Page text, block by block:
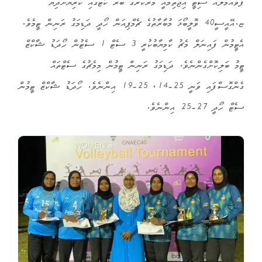
ފުވައްމުލައް ސިޓީ އިޖުތިމާއީ މަރުކަރުގެ ބޭރު ކޯޓުގައި ކުރިޔަށްދިޔަ
ޏ.އޭއީސީ40 ވޮލީބޯޅަ މުބާރާތުގެ ޗެމްޕިއަން ހޯދީ ދަޑިމަގު ރަނިން ޓީމެވެ.
އެޓީމުން ފައިނަލް މެޗު ކާމިޔާބުކުރީ 3 ސެޓް 1 ސެޓުން ހޯދަޑު ޝާކްޒް
ޓީމު ބަލިކޮށްގެންނެވެ. ދަޑިމަގު ރަނިން ޓީމުން މިމެޗުގެ ސެޓްތައް
ގެންގޮސްފައި ވަނީ 25-14، 25-19 އިންނެވެ. ހޯދަޑު ޝާކްޒް ޓީމުން
ސެޓް ހޯދީ 27-25 އިންނެވެ.